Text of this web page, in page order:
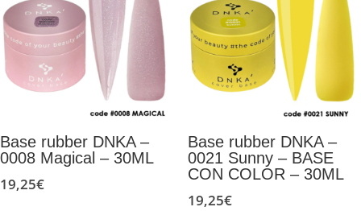
Base rubber DNKA –
0008 Magical – 30ML
19,25€
Base rubber DNKA –
0021 Sunny – BASE
CON COLOR – 30ML
19,25€